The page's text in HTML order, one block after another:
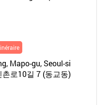
Mapo-gu, Seoul-si
로10길 7 (동교동)